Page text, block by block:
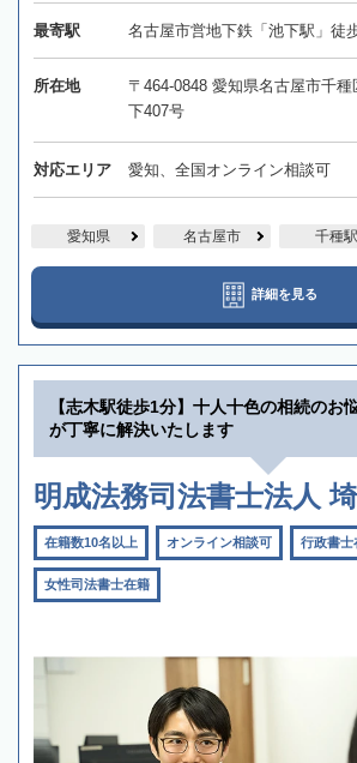
最寄駅 名古屋市営地下鉄「池下駅」徒
所在地
〒464-0848 愛知県名古屋市千
下407号
対応エリア 愛知、全国オンライン相談可
愛知県 名古屋市 千種駅
詳細を見る
【志木駅徒歩1分】十人十色の相続のお
が丁寧に解決いたします
明成法務司法書士法人
在籍数10名以上 オンライン相談可 行政書士
女性司法書士在籍